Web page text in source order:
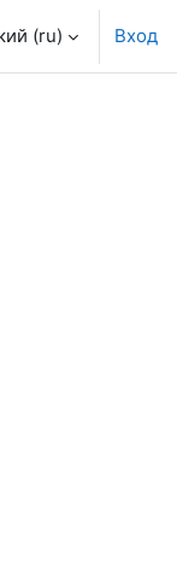
поисковой
‎(ru)‎ Вход